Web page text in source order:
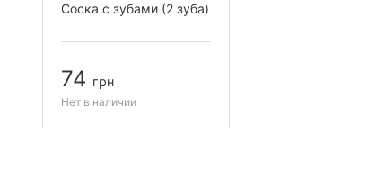
Соска с зубами (2 зуба)
74 грн
Нет в наличии